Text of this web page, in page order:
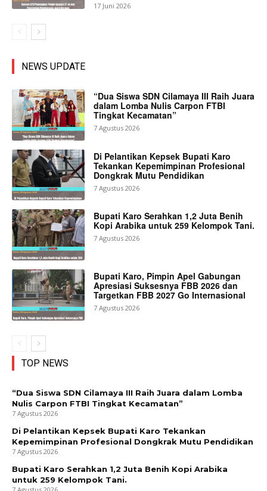
17 Juni 2026
NEWS UPDATE
“Dua Siswa SDN Cilamaya III Raih Juara
dalam Lomba Nulis Carpon FTBI
Tingkat Kecamatan”
7 Agustus 2026
Di Pelantikan Kepsek Bupati Karo
Tekankan Kepemimpinan Profesional
Dongkrak Mutu Pendidikan
7 Agustus 2026
Bupati Karo Serahkan 1,2 Juta Benih
Kopi Arabika untuk 259 Kelompok Tani.
7 Agustus 2026
Bupati Karo, Pimpin Apel Gabungan
Apresiasi Suksesnya FBB 2026 dan
Targetkan FBB 2027 Go Internasional
7 Agustus 2026
TOP NEWS
“Dua Siswa SDN Cilamaya III Raih Juara dalam Lomba
Nulis Carpon FTBI Tingkat Kecamatan”
7 Agustus 2026
Di Pelantikan Kepsek Bupati Karo Tekankan
Kepemimpinan Profesional Dongkrak Mutu Pendidikan
7 Agustus 2026
Bupati Karo Serahkan 1,2 Juta Benih Kopi Arabika
untuk 259 Kelompok Tani.